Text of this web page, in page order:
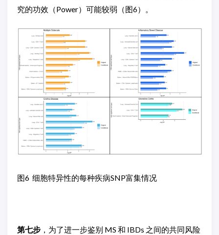
究的功效（Power）可能较弱（图6）。
图6 细胞特异性的每种疾病SNP富集情况
第七步 ，为了进一步鉴别 MS 和 IBDs 之间的共同风险